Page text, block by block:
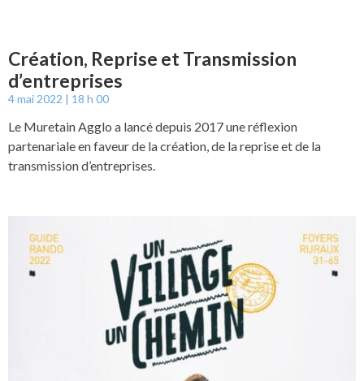
Création, Reprise et Transmission
d’entreprises
4 mai 2022 18 h 00
Le Muretain Agglo a lancé depuis 2017 une réflexion
partenariale en faveur de la création, de la reprise et de la
transmission d’entreprises.